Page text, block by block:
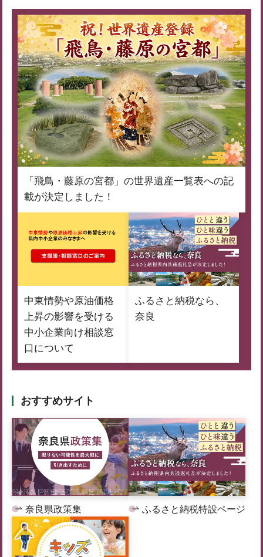
「飛鳥・藤原の宮都」の世界遺産一覧表への記
載が決定しました！
中東情勢や原油価格
上昇の影響を受ける
中小企業向け相談窓
口について
ふるさと納税なら、
奈良
おすすめサイト
奈良県政策集 ふるさと納税特設ページ